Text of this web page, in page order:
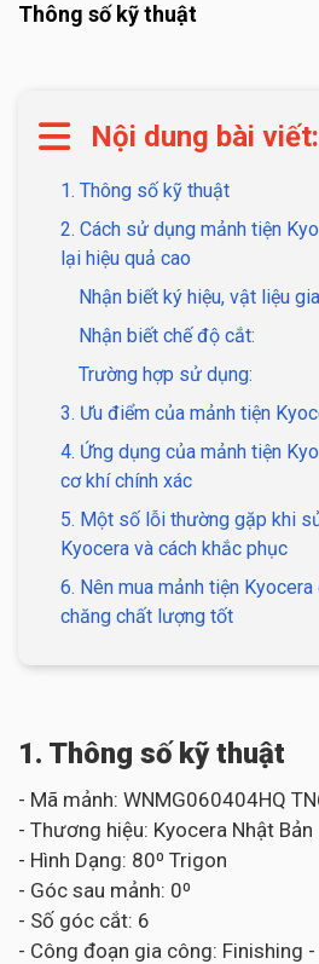
Thông số kỹ thuật
Nội dung bài viết:
1. Thông số kỹ thuật
2. Cách sử dụng mảnh tiện
lại hiệu quả cao
Nhận biết ký hiệu, vật liệu
Nhận biết chế độ cắt:
Trường hợp sử dụng:
3. Ưu điểm của mảnh tiện
4. Ứng dụng của mảnh tiện
cơ khí chính xác
5. Một số lỗi thường gặp khi
Kyocera và cách khắc phục
6. Nên mua mảnh tiện
chăng chất lượng tốt
1. Thông số kỹ thuật
- Mã mảnh: WNMG060404HQ
- Thương hiệu: Kyocera Nhật Bản
- Hình Dạng: 80⁰ Trigon
- Góc sau mảnh: 0⁰
- Số góc cắt: 6
- Công đoạn gia công: Finishing